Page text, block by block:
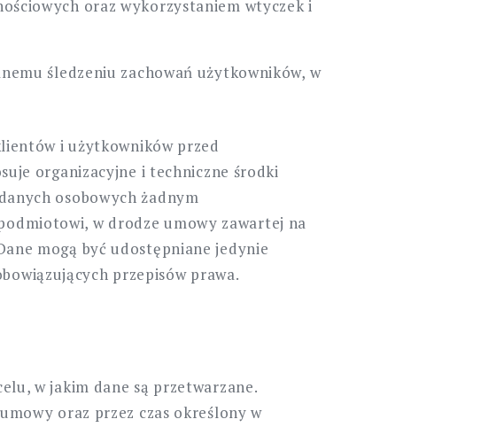
oraz wykorzystaniem wtyczek i
śledzeniu zachowań użytkowników, w
i użytkowników przed
organizacyjne i techniczne środki
osobowych żadnym
w drodze umowy zawartej na
mogą być udostępniane jedynie
przepisów prawa.
w jakim dane są przetwarzane.
oraz przez czas określony w